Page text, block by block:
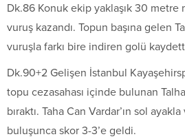
Dk.86 Konuk ekip yaklaşık 30 metre
vuruş kazandı. Topun başına gelen
vuruşla farkı bire indiren golü
Dk.90+2 Gelişen İstanbul
topu cezasahası içinde bulunan
bıraktı. Taha Can Vardar’ın sol
buluşunca skor 3-3’e geldi.